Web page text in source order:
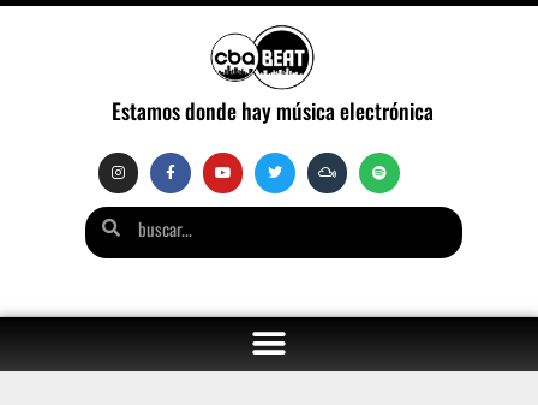
Estamos donde hay música electrónica